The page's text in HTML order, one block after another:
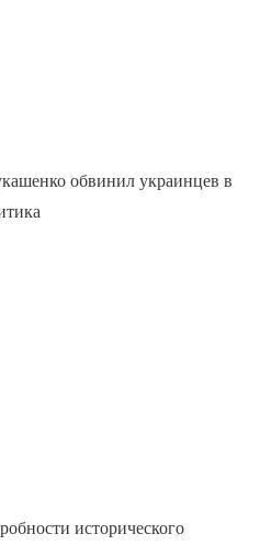
обвинил украинцев в
исторического